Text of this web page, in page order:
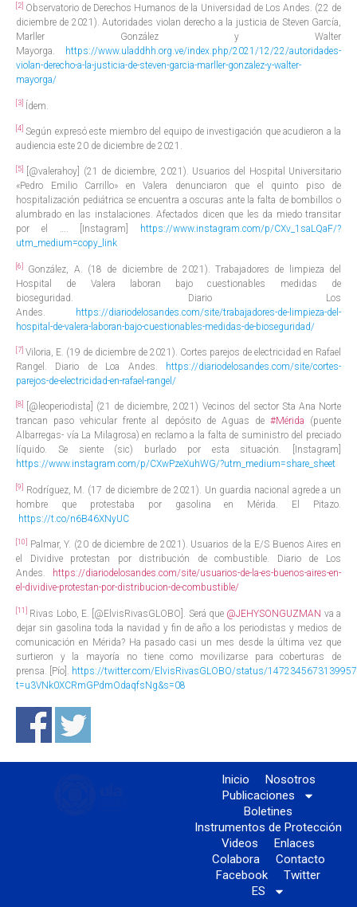
[2] Observatorio de Derechos Humanos de la Universidad de Los Andes. (22 de
diciembre de 2021). Autoridades violan derecho a la justicia de Steven García,
Marller González y Walter
Mayorga. https://www.uladdhh.org.ve/index.php/2021/12/22/autoridades-
violan-derecho-a-la-justicia-de-steven-garcia-marller-gonzalez-y-walter-
mayorga/
[3] Ídem.
[4] Según expresó este miembro del equipo de investigación que acudieron a la
audiencia este 20 de diciembre de 2021.
[5]
[@valerahoy] (21 de diciembre, 2021). Usuarios del Hospital Universitario
«Pedro Emilio Carrillo» en Valera denunciaron que el quinto piso de
hospitalización pediátrica se encuentra a oscuras ante la falta de bombillos o
alumbrado en las instalaciones. Afectados dicen que les da miedo transitar
por el …. [Instagram] https://www.instagram.com/p/CXv_1saLQaF/?
utm_medium=copy_link
[6]
González, A. (18 de diciembre de 2021). Trabajadores de limpieza del
Hospital de Valera laboran bajo cuestionables medidas de
bioseguridad. Diario Los
Andes. https://diariodelosandes.com/site/trabajadores-de-limpieza-del-
hospital-de-valera-laboran-bajo-cuestionables-medidas-de-bioseguridad/
[7] Viloria, E. (19 de diciembre de 2021). Cortes parejos de electricidad en Rafael
Rangel. Diario de Loa Andes. https://diariodelosandes.com/site/cortes-
parejos-de-electricidad-en-rafael-rangel/
[8]
[@leoperiodista] (21 de diciembre, 2021) Vecinos del sector Sta Ana Norte
trancan paso vehicular frente al depósito de Aguas de #Mérida (puente
Albarregas- vía La Milagrosa) en reclamo a la falta de suministro del preciado
líquido. Se siente (sic) burlado por esta situación. [Instagram]
https://www.instagram.com/p/CXwPzeXuhWG/?utm_medium=share_sheet
[9]
Rodríguez, M. (17 de diciembre de 2021). Un guardia nacional agrede a un
hombre que protestaba por gasolina en Mérida. El Pitazo.
https://t.co/n6B46XNyUC
[10]
Palmar, Y. (20 de diciembre de 2021). Usuarios de la E/S Buenos Aires en
el Dividive protestan por distribución de combustible. Diario de Los
Andes.
https://diariodelosandes.com/site/usuarios-de-la-es-buenos-aires-en-
el-dividive-protestan-por-distribucion-de-combustible/
[11] Rivas Lobo, E. [@ElvisRivasGLOBO]. Será que @JEHYSONGUZMAN va a
dejar sin gasolina toda la navidad y fin de año a los periodistas y medios de
comunicación en Mérida? Ha pasado casi un mes desde la última vez que
surtieron y la mayoría no tiene como movilizarse para coberturas de
prensa. [Pío]. https://twitter.com/ElvisRivasGLOBO/status/
t=u3VNk0XCRmGPdmOdaqfsNg&s=08
Inicio
Nosotros
Publicaciones
Boletines
Instrumentos de Protección
Videos
Enlaces
Colabora
Contacto
Facebook
Twitter
ES